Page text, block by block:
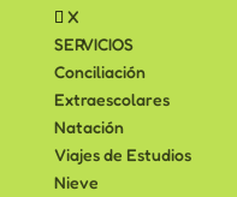
X
SERVICIOS
Conciliación
Extraescolares
Natación
Viajes de Estudios
Nieve